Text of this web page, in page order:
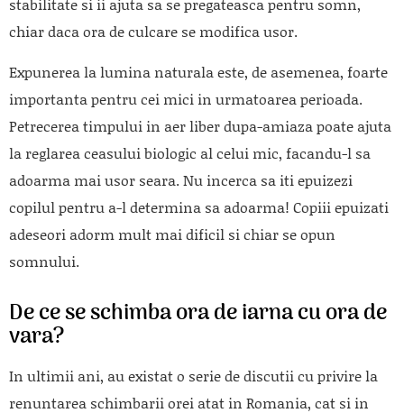
chiar daca ora de culcare se modifica usor.
Expunerea la lumina naturala este, de asemenea, foarte
importanta pentru cei mici in urmatoarea perioada.
Petrecerea timpului in aer liber dupa-amiaza poate ajuta
la reglarea ceasului biologic al celui mic, facandu-l sa
adoarma mai usor seara. Nu incerca sa iti epuizezi
copilul pentru a-l determina sa adoarma! Copiii epuizati
adeseori adorm mult mai dificil si chiar se opun
somnului.
De ce se schimba ora de iarna cu ora de
vara?
In ultimii ani, au existat o serie de discutii cu privire la
renuntarea schimbarii orei atat in Romania, cat si in